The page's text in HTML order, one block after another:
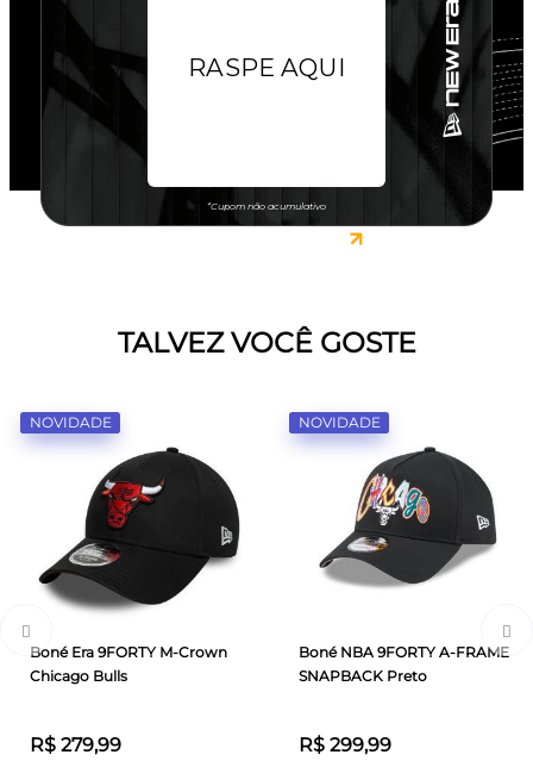
TALVEZ VOCÊ GOSTE
NOVIDADE
Boné Era 9FORTY M-Crown
Chicago Bulls
R$ 279,99
NOVIDADE
Boné NBA 9FORTY A-FRAME
SNAPBACK Preto
R$ 299,99